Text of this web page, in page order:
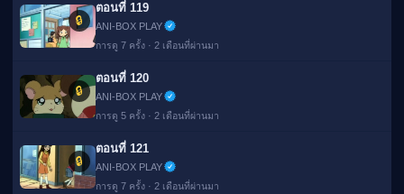
🔒
ตอนที่ 119
ANI-BOX PLAY
การดู 7 ครั้ง · 2 เดือนที่ผ่านมา
🔒
ตอนที่ 120
ANI-BOX PLAY
การดู 5 ครั้ง · 2 เดือนที่ผ่านมา
🔒
ตอนที่ 121
ANI-BOX PLAY
การดู 7 ครั้ง · 2 เดือนที่ผ่านมา